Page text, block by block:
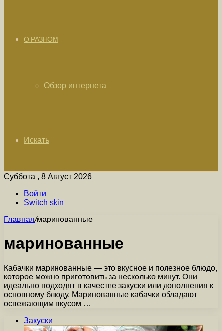
О РАЗНОМ
Обзор интернета
Искать
Суббота , 8 Август 2026
Войти
Switch skin
Главная/маринованные
маринованные
Кабачки маринованные — это вкусное и полезное блюдо,
которое можно приготовить за несколько минут. Они
идеально подходят в качестве закуски или дополнения к
основному блюду. Маринованные кабачки обладают
освежающим вкусом …
Закуски